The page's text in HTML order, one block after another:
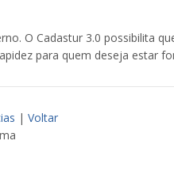
O Cadastur 3.0 possibilita
para quem deseja estar
| Voltar